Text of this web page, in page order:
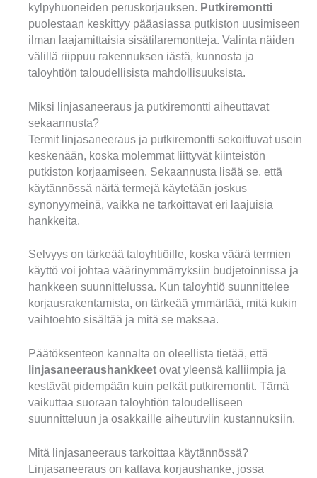
kylpyhuoneiden peruskorjauksen. Putkiremontti
puolestaan keskittyy pääasiassa putkiston uusimiseen
ilman laajamittaisia sisätilaremontteja. Valinta näiden
välillä riippuu rakennuksen iästä, kunnosta ja
taloyhtiön taloudellisista mahdollisuuksista.
Miksi linjasaneeraus ja putkiremontti aiheuttavat
sekaannusta?
Termit linjasaneeraus ja putkiremontti sekoittuvat usein
keskenään, koska molemmat liittyvät kiinteistön
putkiston korjaamiseen. Sekaannusta lisää se, että
käytännössä näitä termejä käytetään joskus
synonyymeinä, vaikka ne tarkoittavat eri laajuisia
hankkeita.
Selvyys on tärkeää taloyhtiöille, koska väärä termien
käyttö voi johtaa väärinymmärryksiin budjetoinnissa ja
hankkeen suunnittelussa. Kun taloyhtiö suunnittelee
korjausrakentamista, on tärkeää ymmärtää, mitä kukin
vaihtoehto sisältää ja mitä se maksaa.
Päätöksenteon kannalta on oleellista tietää, että
linjasaneeraushankkeet ovat yleensä kalliimpia ja
kestävät pidempään kuin pelkät putkiremontit. Tämä
vaikuttaa suoraan taloyhtiön taloudelliseen
suunnitteluun ja osakkaille aiheutuviin kustannuksiin.
Mitä linjasaneeraus tarkoittaa käytännössä?
Linjasaneeraus on kattava korjaushanke, jossa